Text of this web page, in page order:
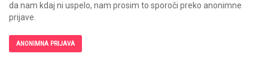
da nam kdaj ni uspelo, nam prosim to sporoči preko anonimne
prijave.
ANONIMNA PRIJAVA